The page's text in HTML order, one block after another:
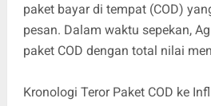
paket bayar di tempat (COD)
pesan. Dalam waktu sepekan,
paket COD dengan total nilai
Kronologi Teror Paket COD ke